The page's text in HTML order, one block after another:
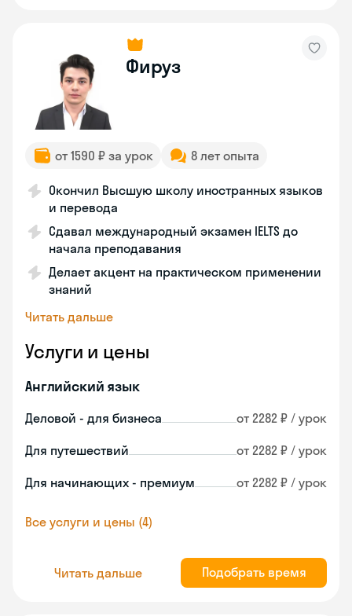
Фируз
от 1590 ₽ за урок 8 лет опыта
Окончил Высшую школу иностранных языков
и перевода
Сдавал международный экзамен IELTS до
начала преподавания
Делает акцент на практическом применении
знаний
Читать дальше
Услуги и цены
Английский язык
Деловой - для бизнеса от 2282 ₽ / урок
Для путешествий от 2282 ₽ / урок
Для начинающих - премиум от 2282 ₽ / урок
Все услуги и цены (4)
Читать дальше Подобрать время